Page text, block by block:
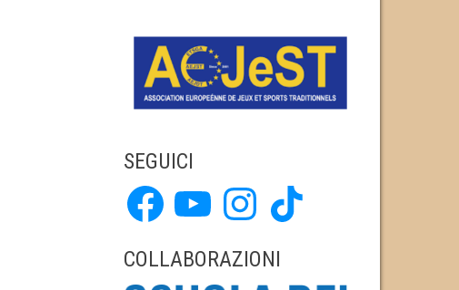
SEGUICI
FacebookYouTube Instagram TikTok
COLLABORAZIONI